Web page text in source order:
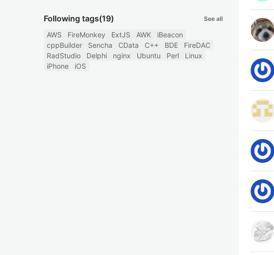
Following tags(19) See all
AWS FireMonkey ExtJS AWK
iBeacon
cppBuilder
Sencha CData C++ BDE
FireDAC
RadStudio
Delphi nginx Ubuntu Perl
Linux
iPhone
iOS